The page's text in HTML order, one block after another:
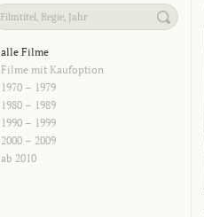
alle Filme
Filme mit Kaufoption
1970 – 1979
1980 – 1989
1990 – 1999
2000 – 2009
ab 2010